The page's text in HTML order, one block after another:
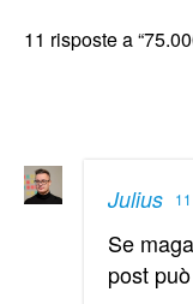
11 risposte a
Julius
Se
post